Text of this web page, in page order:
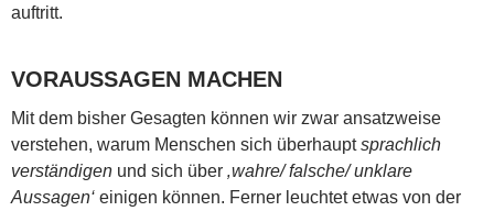
auftritt.
VORAUSSAGEN MACHEN
Mit dem bisher Gesagten können wir zwar ansatzweise
verstehen, warum Menschen sich überhauptsprachlich
verständigen und sich über ‚wahre/ falsche/ unklare
Aussagen‘ einigen können. Ferner leuchtet etwas von der